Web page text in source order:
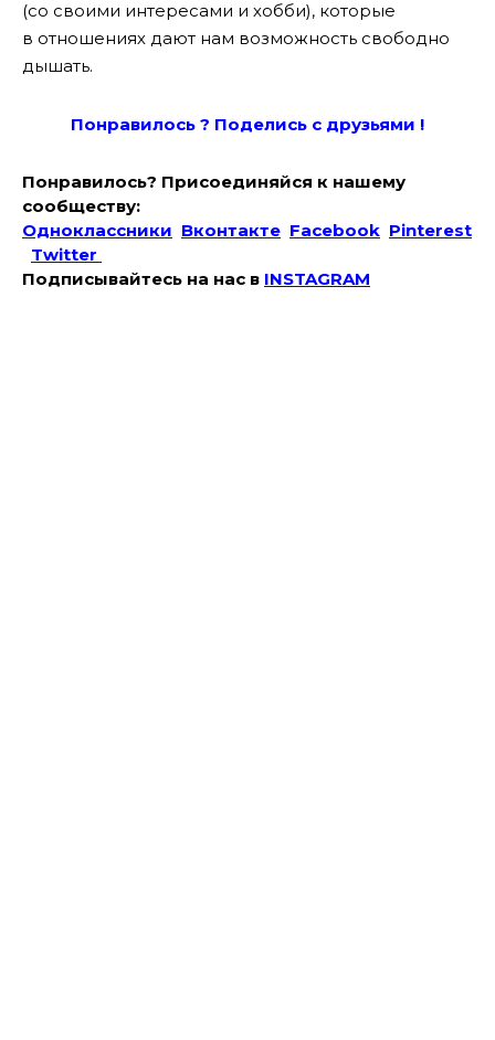
(со своими интересами и хобби), которые
в отношениях дают нам возможность свободно
дышать.
Понравилось ? Поделись с друзьями !
Понравилось? Присоединяйся к нашему
сообществу:
Одноклассники Вконтакте Facebook Pinterest
Twitter
Подписывайтесь на наc в INSTAGRAM